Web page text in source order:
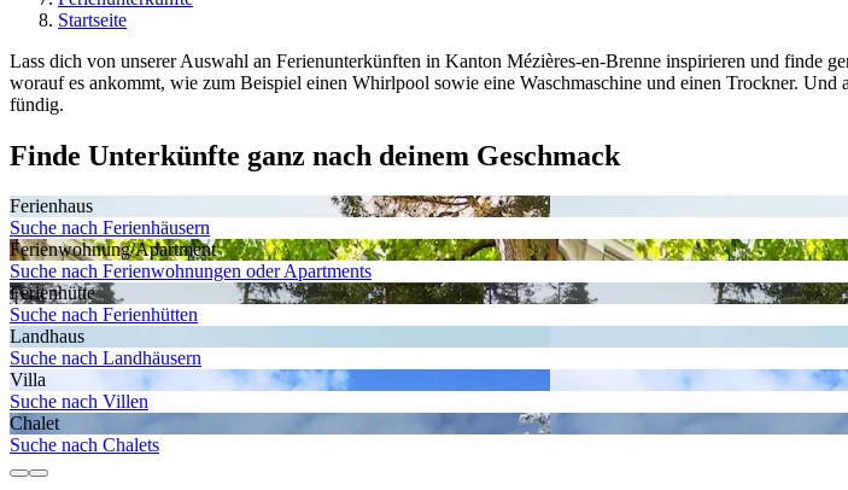
Startseite
Lass dich von unserer Auswahl an Ferienunterkünften in Kanton Mézières-en-Brenne inspirieren und finde
worauf es ankommt, wie zum Beispiel einen Whirlpool sowie eine Waschmaschine und einen Trockner.
fündig.
Finde Unterkünfte ganz nach deinem Geschmack
Ferienhaus
Suche nach Ferienhäusern
Ferienwohnung/Apartment
Suche nach Ferienwohnungen oder Apartments
Ferienhütte
Suche nach Ferienhütten
Landhaus
Suche nach Landhäusern
Villa
Suche nach Villen
Chalet
Suche nach Chalets